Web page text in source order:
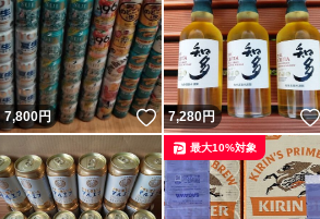
7,800円 いいね！
7,280円
最大10%対象